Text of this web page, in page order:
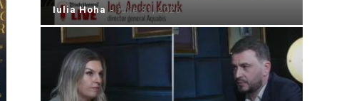
Iulia Hoha - iulie 31, 2026